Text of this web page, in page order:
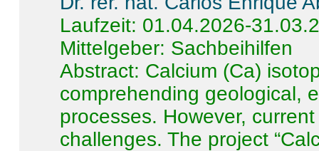
Laufzeit: 01.04.2026-
Mittelgeber: Sachbeihilfen
Abstract: Calcium (Ca)
comprehending geological,
processes. However,
challenges. The project